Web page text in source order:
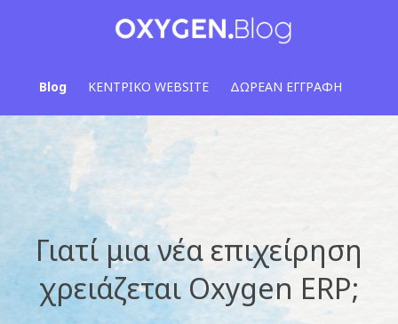
Blog ΚΕΝΤΡΙΚΟ WEBSITE ΔΩΡΕΑΝ ΕΓΓΡΑΦΗ
Γιατί μια νέα επιχείρηση
χρειάζεται Oxygen ERP;